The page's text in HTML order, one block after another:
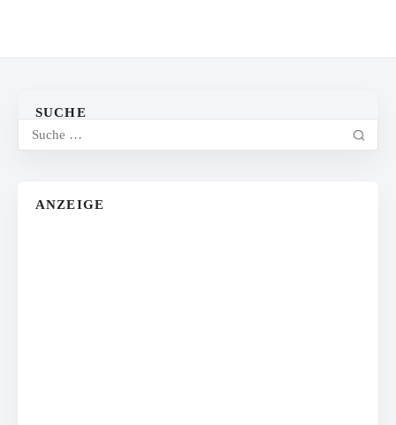
SUCHE
ANZEIGE